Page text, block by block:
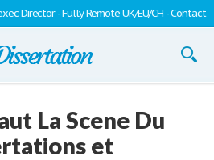
Director- Fully Remote UK/EU/CH -Contact
La Scene Du
et